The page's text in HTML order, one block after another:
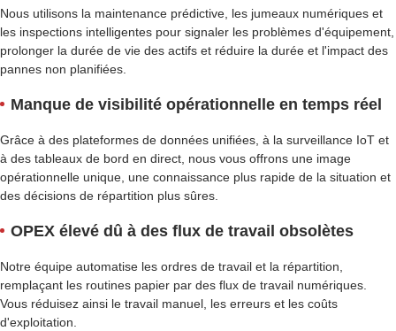
Nous utilisons la maintenance prédictive, les jumeaux numériques et
les inspections intelligentes pour signaler les problèmes d'équipement,
prolonger la durée de vie des actifs et réduire la durée et l'impact des
pannes non planifiées.
Manque de visibilité opérationnelle en temps réel
Grâce à des plateformes de données unifiées, à la surveillance IoT et
à des tableaux de bord en direct, nous vous offrons une image
opérationnelle unique, une connaissance plus rapide de la situation et
des décisions de répartition plus sûres.
OPEX élevé dû à des flux de travail obsolètes
Notre équipe automatise les ordres de travail et la répartition,
remplaçant les routines papier par des flux de travail numériques.
Vous réduisez ainsi le travail manuel, les erreurs et les coûts
d'exploitation.